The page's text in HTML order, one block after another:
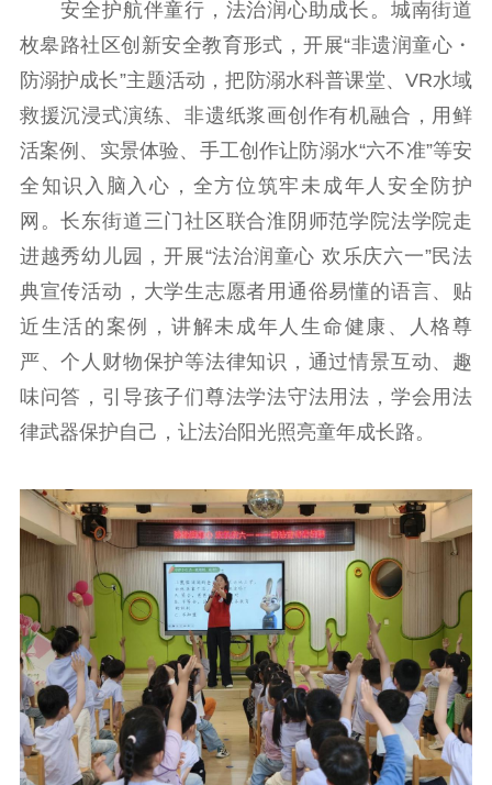
统计分析
审读服务
案管理系统
电影
服务
理论宣讲
共建共享平台
政工继续教育学
习平台
责任编辑注册
业务申报系统
安全护航伴童行，法治润心助成长。城南街道
枚皋路社区创新安全教育形式，开展“非遗润童心・
防溺护成长”主题活动，把防溺水科普课堂、VR水域
救援沉浸式演练、非遗纸浆画创作有机融合，用鲜
活案例、实景体验、手工创作让防溺水“六不准”等安
全知识入脑入心，全方位筑牢未成年人安全防护
网。长东街道三门社区联合淮阴师范学院法学院走
进越秀幼儿园，开展“法治润童心 欢乐庆六一”民法
典宣传活动，大学生志愿者用通俗易懂的语言、贴
近生活的案例，讲解未成年人生命健康、人格尊
严、个人财物保护等法律知识，通过情景互动、趣
味问答，引导孩子们尊法学法守法用法，学会用法
律武器保护自己，让法治阳光照亮童年成长路。